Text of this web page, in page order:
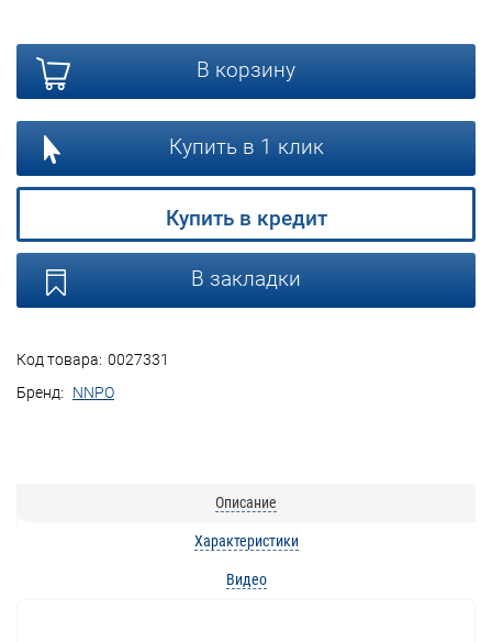
Код товара: 0027331
Бренд:
NNPO
В корзину
Купить в 1 клик
Купить в кредит
В закладки
Описание
Характеристики
Видео